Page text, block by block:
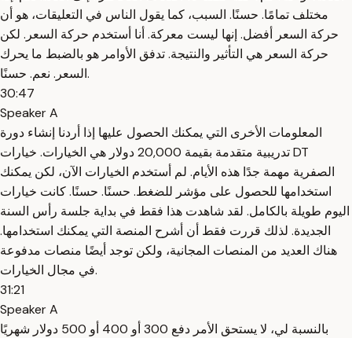
مختلف تمامًا. حسنًا. السبب، كما يقول الناس في التعليقات، هو أن
حركة السعر أفضل. إنها ليست معركة. أنا أستخدم حركة السعر. لكن
حركة السعر هي التأثير والنتيجة. تدفق الأوامر هو بالضبط ما يحرك
السعر. نعم. حسنًا.
30:47
Speaker A
المعلومات الأخرى التي يمكنك الحصول عليها إذا أردنا إنشاء دورة
تدريبية متقدمة بقيمة 20,000 دولار هي الخيارات. خيارات DT
الصفرية مهمة جدًا هذه الأيام. لم أستخدم الخيارات الآن، لكن يمكنك
استخدامها للحصول على مؤشر للضغط. حسنًا. حسنًا. كانت خيارات
اليوم طويلة بالكامل. لقد شاهدت هذا فقط في بداية جلسة رأس السنة
الجديدة. لذلك قررت فقط أن أشرح المنصة التي يمكنك استخدامها.
هناك العديد من المنصات المجانية، ولكن توجد أيضًا منصات مدفوعة
في مجال الخيارات.
31:21
Speaker A
بالنسبة لي، لا يستحق الأمر دفع 300 أو 400 أو 500 دولار شهريًا